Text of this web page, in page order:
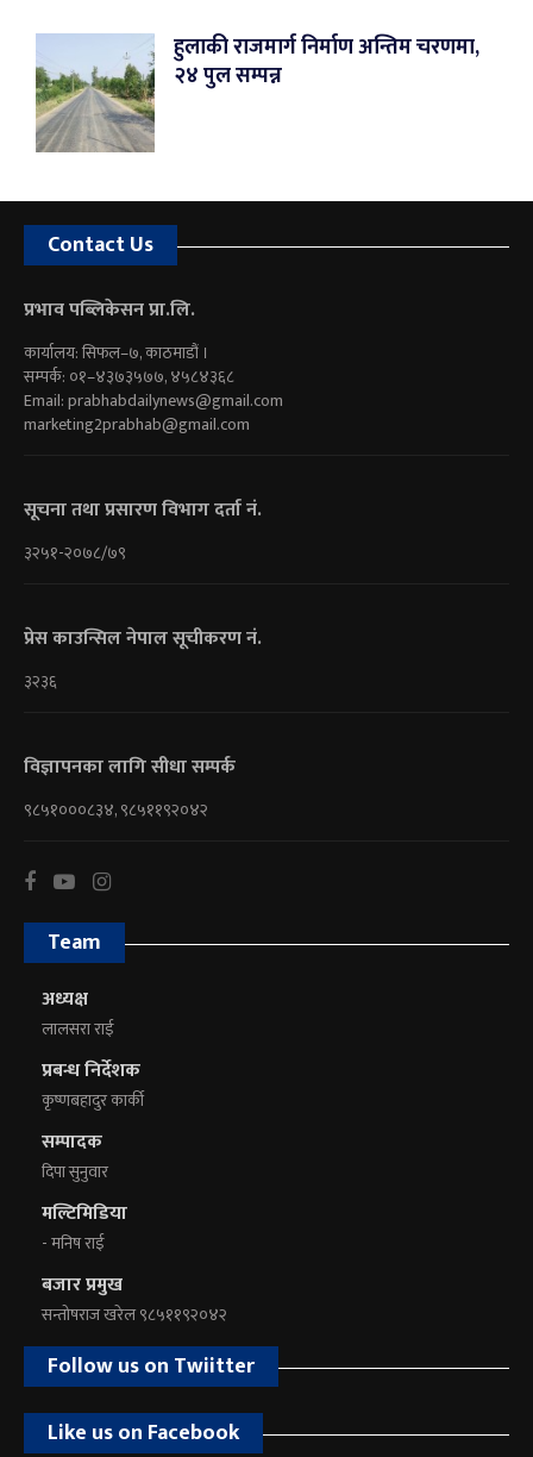
हुलाकी राजमार्ग निर्माण अन्तिम चरणमा,
२४ पुल सम्पन्न
Contact Us
प्रभाव पब्लिकेसन प्रा.लि.
कार्यालय: सिफल–७, काठमाडौं ।
सम्पर्क: ०१–४३७३५७७, ४५८४३६८
Email:prabhabdailynews@gmail.com
marketing2prabhab@gmail.com
सूचना तथा प्रसारण विभाग दर्ता नं.
३२५१-२०७८/७९
प्रेस काउन्सिल नेपाल सूचीकरण नं.
३२३६
विज्ञापनका लागि सीधा सम्पर्क
९८५१०००८३४, ९८५११९२०४२
Team
अध्यक्ष
लालसरा राई
प्रबन्ध निर्देशक
कृष्णबहादुर कार्की
सम्पादक
दिपा सुनुवार
मल्टिमिडिया
- मनिष राई
बजार प्रमुख
सन्तोषराज खरेल ९८५११९२०४२
Follow us on Twiitter
Like us on Facebook